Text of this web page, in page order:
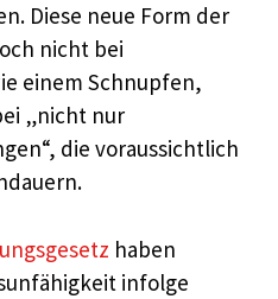
Diese neue Form der
nicht bei
einem Schnupfen,
„nicht nur
die voraussichtlich
haben
infolge